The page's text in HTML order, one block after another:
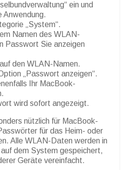
ein und
Anwendung.
„System“.
Namen des WLAN-
Passwort Sie anzeigen
den WLAN-Namen.
„Passwort anzeigen“.
Ihr MacBook-
wird sofort angezeigt.
nützlich für MacBook-
für das Heim- oder
Alle WLAN-Daten werden in
dem System gespeichert,
Geräte vereinfacht.